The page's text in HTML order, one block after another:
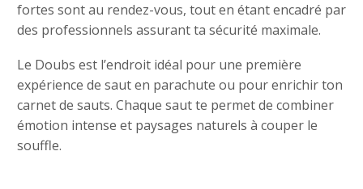
fortes sont au rendez-vous, tout en étant encadré par
des professionnels assurant ta sécurité maximale.
Le Doubs est l’endroit idéal pour une première
expérience de saut en parachute ou pour enrichir ton
carnet de sauts. Chaque saut te permet de combiner
émotion intense et paysages naturels à couper le
souffle.